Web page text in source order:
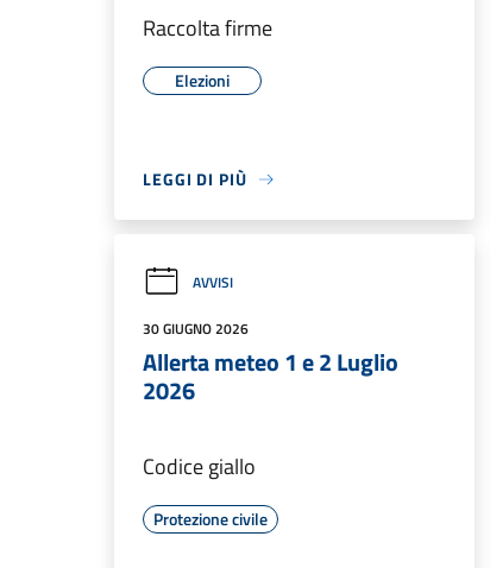
Raccolta firme
Elezioni
LEGGI DI PIÙ
AVVISI
30 GIUGNO 2026
Allerta meteo 1 e 2 Luglio
2026
Codice giallo
Protezione civile